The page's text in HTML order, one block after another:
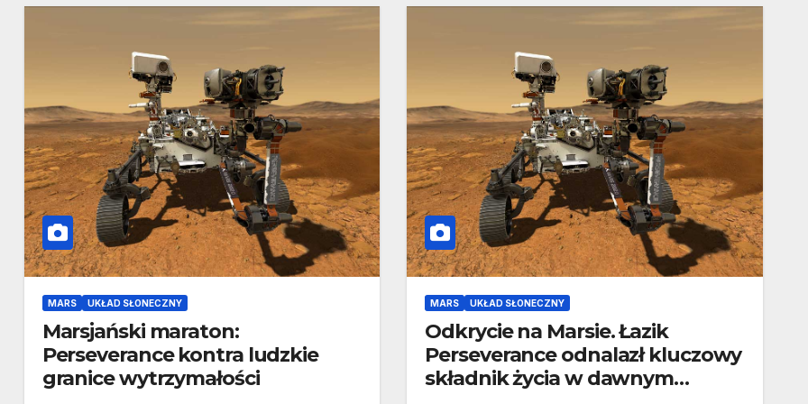
MARS UKŁAD SŁONECZNY
Marsjański maraton:
Perseverance kontra ludzkie
granice wytrzymałości
MARS UKŁAD SŁONECZNY
Odkrycie na Marsie. Łazik
Perseverance odnalazł kluczowy
składnik życia w dawnym